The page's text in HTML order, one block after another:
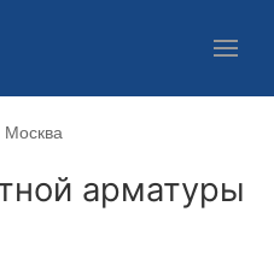
Москва
арматуры